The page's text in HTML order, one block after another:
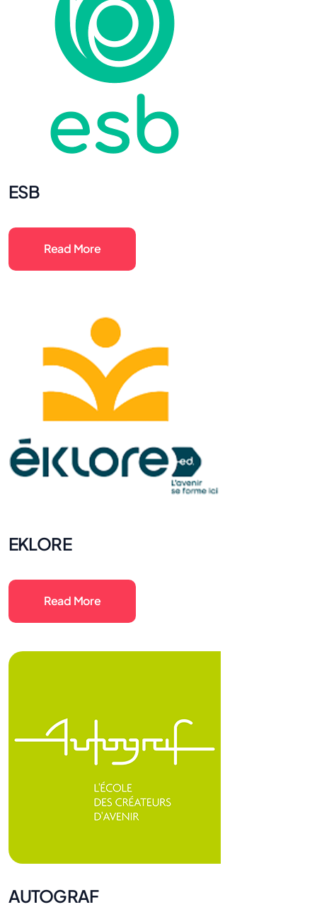
ESB
Read More
EKLORE
Read More
AUTOGRAF